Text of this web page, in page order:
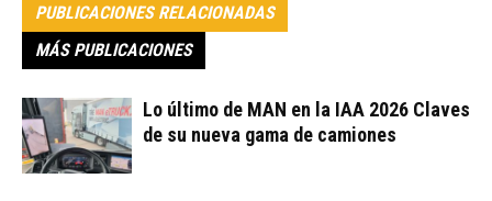
PUBLICACIONES RELACIONADAS
MÁS PUBLICACIONES
Lo último de MAN en la IAA 2026 Claves
de su nueva gama de camiones